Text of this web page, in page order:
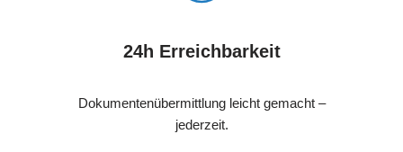
24h Erreichbarkeit
Dokumentenübermittlung leicht gemacht –
jederzeit.